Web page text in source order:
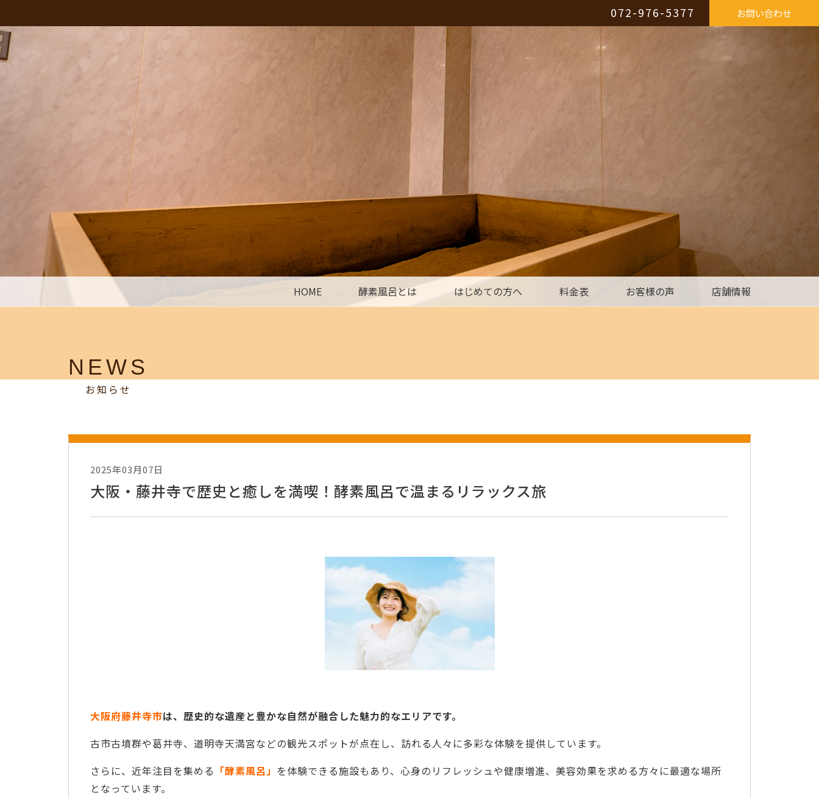
072-976-5377 お問い合わせ
HOME 酵素風呂とは はじめての方へ 料金表 お客様の声 店舗情報
NEWS
お知らせ
2025年03月07日
大阪・藤井寺で歴史と癒しを満喫！酵素風呂で温まるリラックス旅
大阪府藤井寺市は、歴史的な遺産と豊かな自然が融合した魅力的なエリアです。
古市古墳群や葛井寺、道明寺天満宮などの観光スポットが点在し、訪れる人々に多彩な体験を提供しています。
さらに、近年注目を集める 「酵素風呂」 を体験できる施設もあり、心身のリフレッシュや健康増進、美容効果を求める方々に最適な場所
となっています。